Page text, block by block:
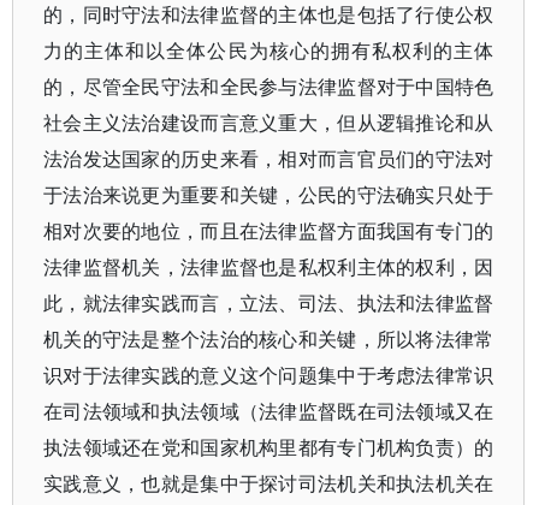
的，同时守法和法律监督的主体也是包括了行使公权
力的主体和以全体公民为核心的拥有私权利的主体
的，尽管全民守法和全民参与法律监督对于中国特色
社会主义法治建设而言意义重大，但从逻辑推论和从
法治发达国家的历史来看，相对而言官员们的守法对
于法治来说更为重要和关键，公民的守法确实只处于
相对次要的地位，而且在法律监督方面我国有专门的
法律监督机关，法律监督也是私权利主体的权利，因
此，就法律实践而言，立法、司法、执法和法律监督
机关的守法是整个法治的核心和关键，所以将法律常
识对于法律实践的意义这个问题集中于考虑法律常识
在司法领域和执法领域（法律监督既在司法领域又在
执法领域还在党和国家机构里都有专门机构负责）的
实践意义，也就是集中于探讨司法机关和执法机关在